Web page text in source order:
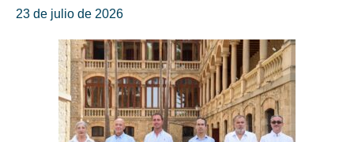
23 de julio de 2026